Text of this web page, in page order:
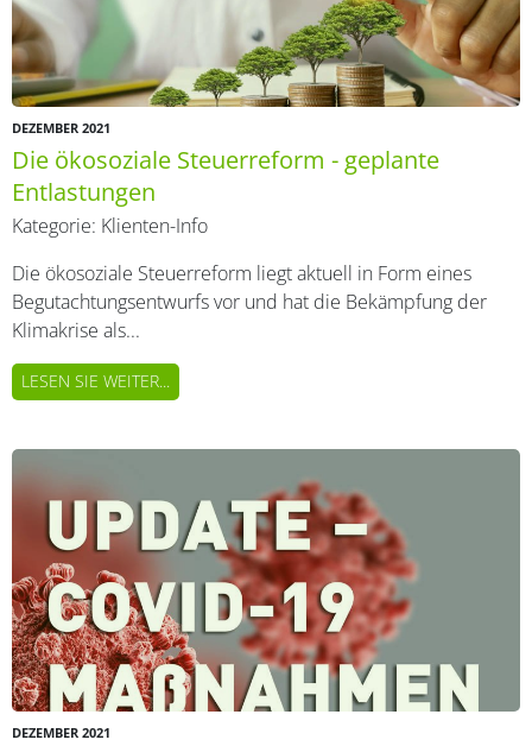
DEZEMBER 2021
Die ökosoziale Steuerreform - geplante
Entlastungen
Kategorie: Klienten-Info
Die ökosoziale Steuerreform liegt aktuell in Form eines
Begutachtungsentwurfs vor und hat die Bekämpfung der
Klimakrise als...
LESEN SIE WEITER...
DEZEMBER 2021